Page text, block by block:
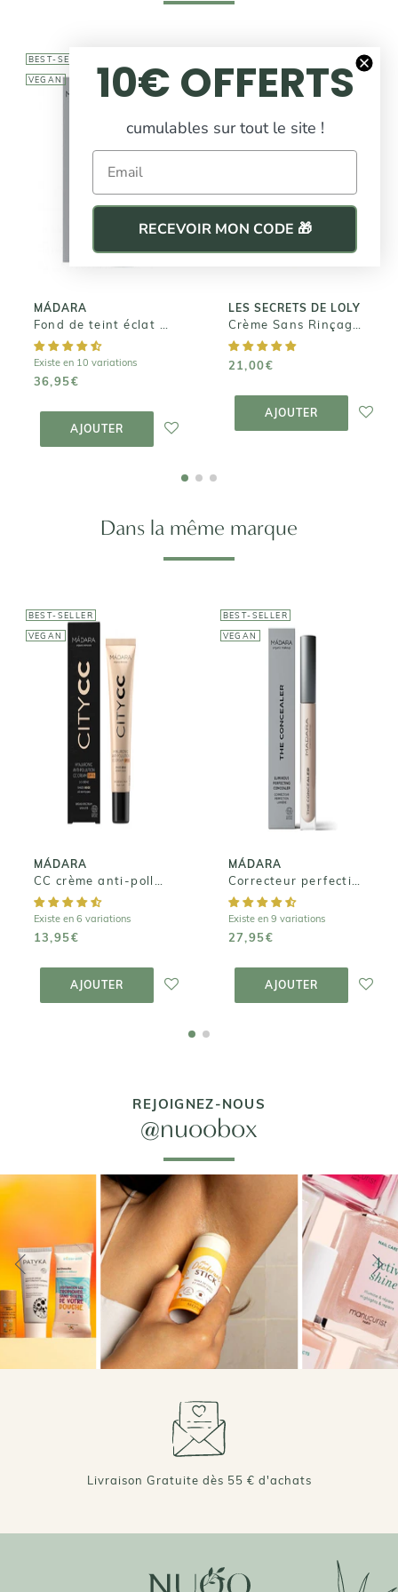
+ DE 70 000 AVIS VÉRIFIÉS 4,7/5 ⭐️
BEST-SELLER
VEGAN
MÁDARA
Existe en 10 variations
36,95€
AJOUTER
MÁDARA
Fond de teint
éclat SKIN
PANIER
LES SECRETS DE LOLY
21,00€
AJOUTER
LES SECRETS DE
Crème Sans
Rinçage - Kurl
Nectar
PANIER
Dans la même marque
BEST-SELLER
VEGAN
MÁDARA
Existe en 6 variations
13,95€
AJOUTER
MÁDARA
CC crème anti-
pollution
SPF15
13,95€
PANIER
BEST-SELLER
VEGAN
MÁDARA
Existe en 9 variations
27,95€
AJOUTER
MÁDARA
Correcteur
perfectionnant
lumineux
27,95€
PANIER
REJOIGNEZ-NOUS
@nuoobox
Livraison Gratuite dès 55 € d'achats
10€ OFFERTS
cumulables sur tout le site !
Email
RECEVOIR MON CODE 🎁